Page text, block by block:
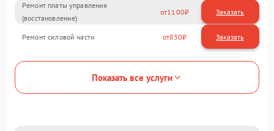
Ремонт платы управления
(восстановление)
1100
Ремонт силовой части 830
Показать все услуги